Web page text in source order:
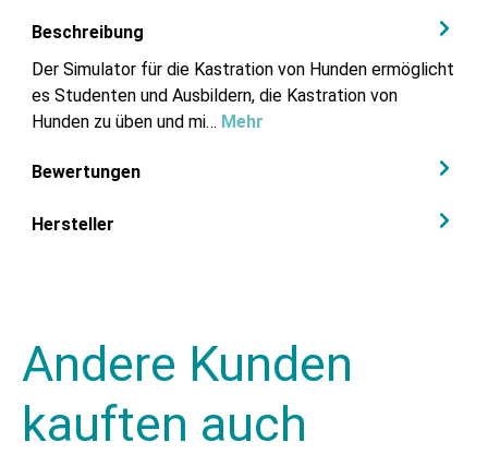
Beschreibung
Der Simulator für die Kastration von Hunden ermöglicht
es Studenten und Ausbildern, die Kastration von
Hunden zu üben und mi… Mehr
Bewertungen
Hersteller
Andere Kunden
kauften auch